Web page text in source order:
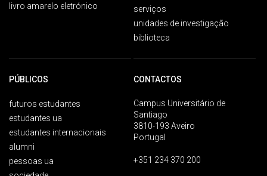
livro amarelo eletrónico
serviços
unidades de investigação
biblioteca
PÚBLICOS
futuros estudantes
estudantes ua
estudantes internacionais
alumni
pessoas ua
CONTACTOS
Campus Universitário de
Santiago
3810-193 Aveiro
Portugal
+351 234 370 200